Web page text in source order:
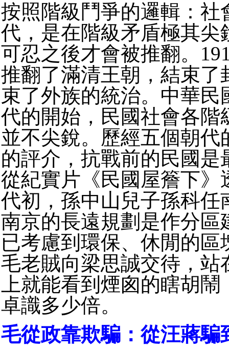
按照階級鬥爭的邏輯：社
代，是在階級矛盾極其尖
可忍之後才會被推翻。
推翻了滿清王朝，結束了
束了外族的統治。中華民
代的開始，民國社會各階
並不尖銳。歷經五個朝代
的評介，抗戰前的民國是
從紀實片《民國屋簷下》
代初，孫中山兒子孫科任
南京的長遠規劃是作分區
已考慮到環保、休閒的區
毛老賊向梁思誠交待，站
上就能看到煙囪的瞎胡
卓識多少倍。
毛從政靠欺騙：從汪蔣騙